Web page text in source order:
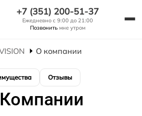
+7 (351) 200-51-37
Ежедневно с 9:00 до 21:00
Позвонить мне утром
О компании
Отзывы